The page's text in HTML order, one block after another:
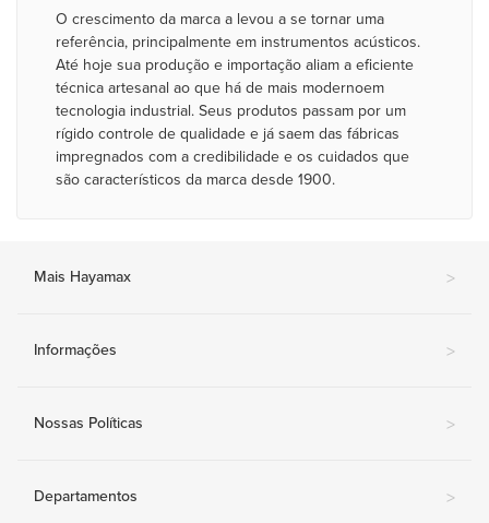
O crescimento da marca a levou a se tornar uma
referência, principalmente em instrumentos acústicos.
Até hoje sua produção e importação aliam a eficiente
técnica artesanal ao que há de mais modernoem
tecnologia industrial. Seus produtos passam por um
rígido controle de qualidade e já saem das fábricas
impregnados com a credibilidade e os cuidados que
são característicos da marca desde 1900.
Mais Hayamax >
Informações >
Nossas Políticas >
Departamentos >